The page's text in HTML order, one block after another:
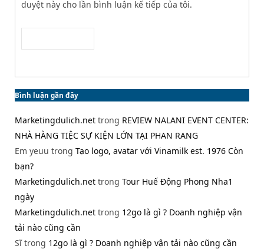
duyệt này cho lần bình luận kế tiếp của tôi.
Bình luận gần đây
Marketingdulich.net trong REVIEW NALANI EVENT CENTER:
NHÀ HÀNG TIỆC SỰ KIỆN LỚN TẠI PHAN RANG
Em yeuu trong Tạo logo, avatar với Vinamilk est. 1976 Còn
bạn?
Marketingdulich.net trong Tour Huế Động Phong Nha1
ngày
Marketingdulich.net trong 12go là gì ? Doanh nghiệp vận
tải nào cũng cần
Sĩtrong 12go là gì ? Doanh nghiệp vận tải nào cũng cần